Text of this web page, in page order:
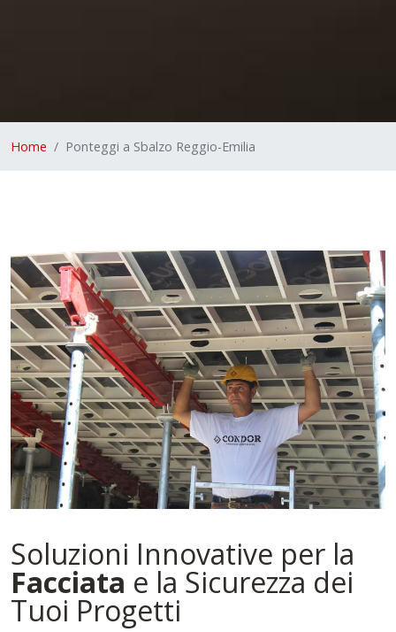
Home Ponteggi a Sbalzo Reggio-Emilia
Soluzioni Innovative per la
Facciata e la Sicurezza dei
Tuoi Progetti